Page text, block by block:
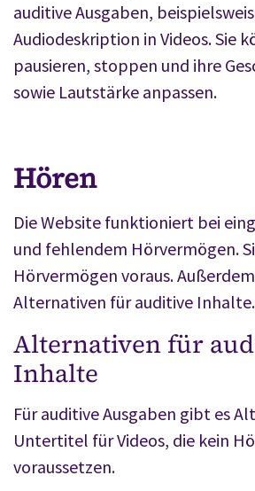
auditive Ausgaben,
Audiodeskription in Videos. Sie
pausieren, stoppen und ihre
sowie Lautstärke anpassen.
Hören
Die Website funktioniert bei
und fehlendem Hörvermögen.
Hörvermögen voraus.
Alternativen für auditive Inhalte.
Alternativen für
Inhalte
Für auditive Ausgaben gibt es
Untertitel für Videos, die kein
voraussetzen.